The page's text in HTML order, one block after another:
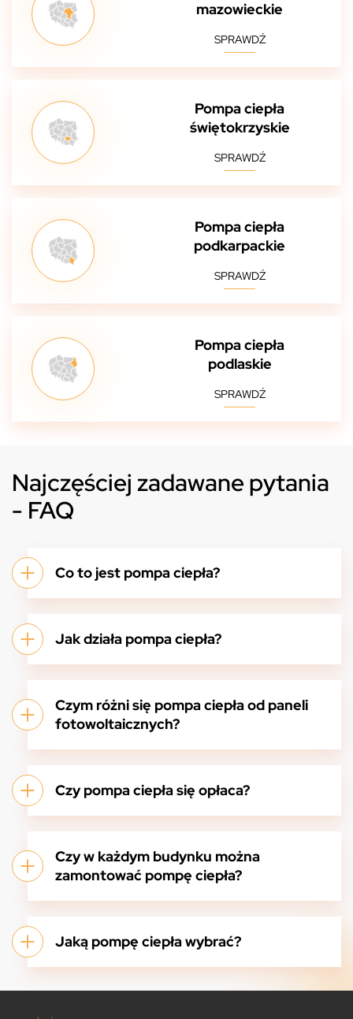
mazowieckie
SPRAWDŹ
Pompa ciepła
świętokrzyskie
SPRAWDŹ
Pompa ciepła
podkarpackie
SPRAWDŹ
Pompa ciepła
podlaskie
SPRAWDŹ
Najczęściej zadawane pytania
- FAQ
Co to jest pompa ciepła?
Jak działa pompa ciepła?
Czym różni się pompa ciepła od paneli
fotowoltaicznych?
Czy pompa ciepła się opłaca?
Czy w każdym budynku można
zamontować pompę ciepła?
Jaką pompę ciepła wybrać?